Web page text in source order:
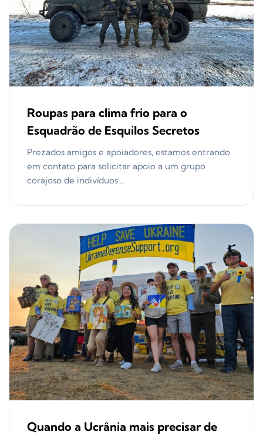
Roupas para clima frio para o
Esquadrão de Esquilos Secretos
Prezados amigos e apoiadores, estamos entrando
em contato para solicitar apoio a um grupo
corajoso de indivíduos...
Quando a Ucrânia mais precisar de